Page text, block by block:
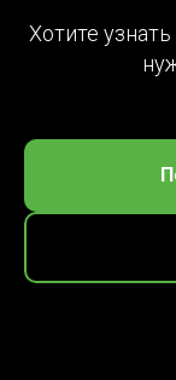
Хотите